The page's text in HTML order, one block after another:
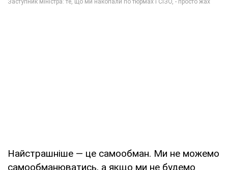
Найстрашніше — це самообман. Ми не можемо
самообманюватись, а якщо ми не будемо